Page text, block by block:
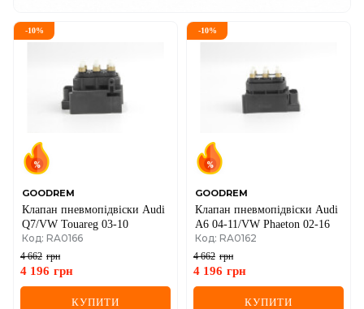
-10%
GOODREM
Клапан пневмопідвіски Audi
Q7/VW Touareg 03-10
Код: RA0166
4 662 грн
4 196 грн
КУПИТИ
-10%
GOODREM
Клапан пневмопідвіски Audi
A6 04-11/VW Phaeton 02-16
Код: RA0162
4 662 грн
4 196 грн
КУПИТИ